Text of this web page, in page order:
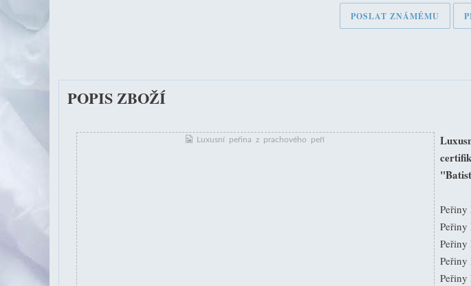
POSLAT ZNÁMÉMU
POPIS ZBOŽÍ
Peřiny
Peřiny
Peřiny
Peřiny
Peřiny